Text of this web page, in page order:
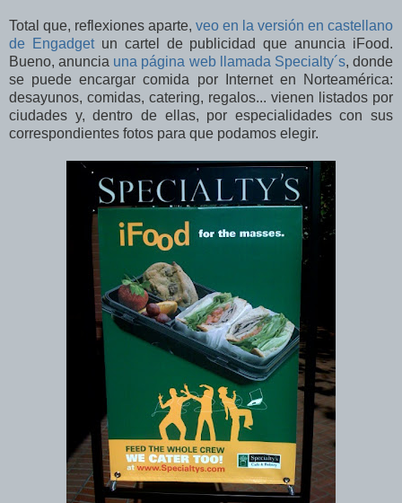
Total que, reflexiones aparte, veo en la versión en castellano
de Engadgetun cartel de publicidad que anuncia iFood.
Bueno, anuncia una página web llamada Specialty´s, donde
se puede encargar comida por Internet en Norteamérica:
desayunos, comidas, catering, regalos... vienen listados por
ciudades y, dentro de ellas, por especialidades con sus
correspondientes fotos para que podamos elegir.